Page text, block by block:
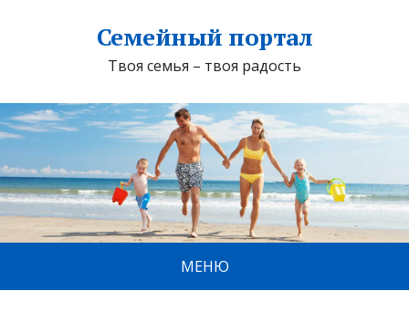
Семейный портал
Твоя семья – твоя радость
МЕНЮ